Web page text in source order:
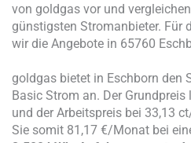
von goldgas vor und
günstigsten Stromanbieter. Für
wir die Angebote in 65760
goldgas bietet in Eschborn den
Basic Strom an. Der
und der Arbeitspreis bei 33,13
Sie somit 81,17 €/Monat bei